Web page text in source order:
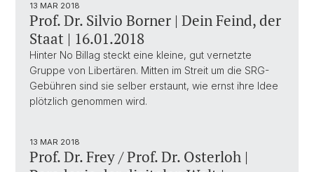
13 MAR 2018
Prof. Dr. Silvio Borner | Dein Feind, der
Staat | 16.01.2018
Hinter No Billag steckt eine kleine, gut vernetzte
Gruppe von Libertären. Mitten im Streit um die SRG-
Gebühren sind sie selber erstaunt, wie ernst ihre Idee
plötzlich genommen wird.
13 MAR 2018
Prof. Dr. Frey / Prof. Dr. Osterloh |